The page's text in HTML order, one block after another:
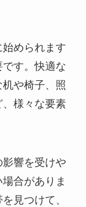
められます
す。快適な
や椅子、照
様々な要素
響を受けや
合がありま
見つけて、